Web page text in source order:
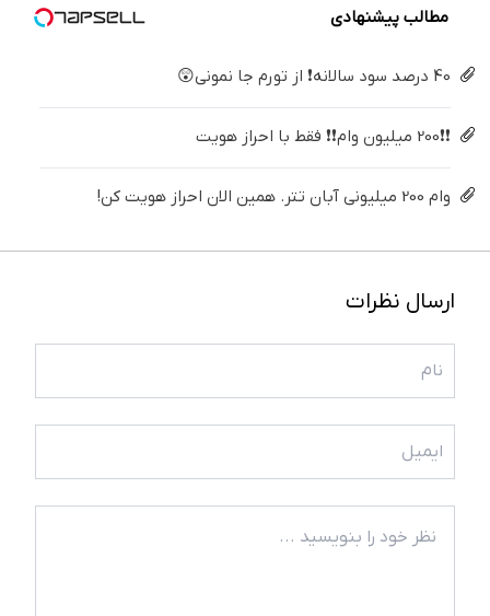
مطالب پیشنهادی
40 درصد سود سالانه❗ از تورم جا نمونی😲
❗❗200 میلیون وام❗❗ فقط با احراز هویت
وام 200 میلیونی آبان تتر. همین الان احراز هویت کن!
ارسال نظرات